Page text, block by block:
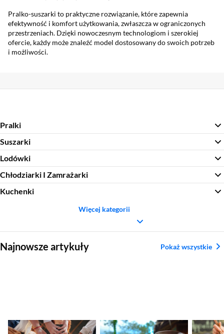
Pralko-suszarki to praktyczne rozwiązanie, które zapewnia
efektywność i komfort użytkowania, zwłaszcza w ograniczonych
przestrzeniach. Dzięki nowoczesnym technologiom i szerokiej
ofercie, każdy może znaleźć model dostosowany do swoich potrzeb
i możliwości.
Pralki
Suszarki
Lodówki
Chłodziarki I Zamrażarki
Kuchenki
Więcej kategorii
Najnowsze artykuły Pokaż wszystkie
Nadchodzące
Ranking aparatów